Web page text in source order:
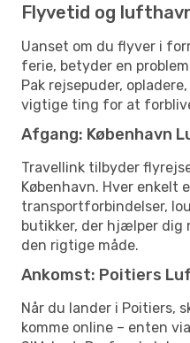
Flyvetid og
Uanset om du flyver i
ferie, betyder en
Pak rejsepuder,
vigtige ting for at
Afgang: København
Travellink tilbyder
København. Hver enkelt
transportforbindelser,
butikker, der hjælper dig
den rigtige måde.
Ankomst: Poitiers
Når du lander i Poitiers,
komme online – enten